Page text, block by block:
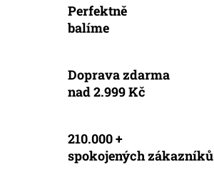
ý
Perfektně
balíme
Doprava zdarma
nad 2.999 Kč
210.000 +
spokojených zákazníků